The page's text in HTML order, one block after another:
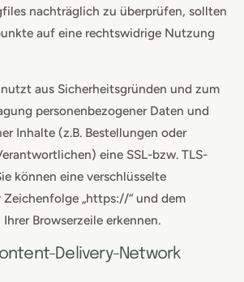
nachträglich zu überprüfen, sollten
auf eine rechtswidrige Nutzung
aus Sicherheitsgründen und zum
personenbezogener Daten und
Inhalte (z.B. Bestellungen oder
eine SSL-bzw. TLS-
können eine verschlüsselte
„https://“ und dem
Browserzeile erkennen.
Delivery-Network